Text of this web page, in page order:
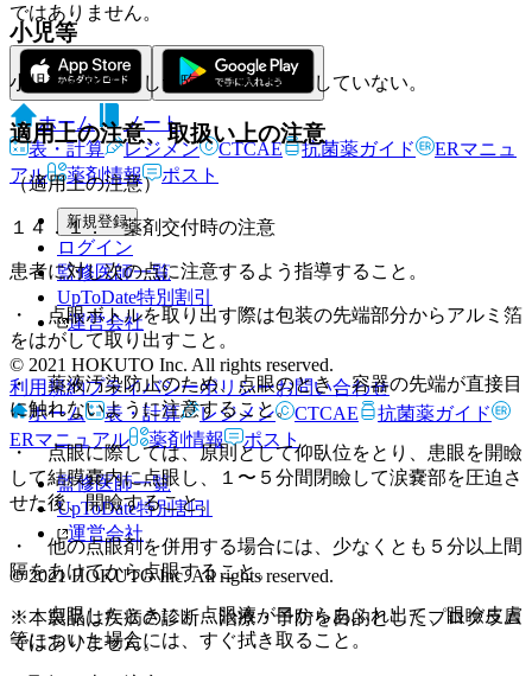
小児等
小児等を対象とした臨床試験は実施していない。
適用上の注意、取扱い上の注意
（適用上の注意）
１４．１． 薬剤交付時の注意
患者に対し次の点に注意するよう指導すること。
・ 点眼ボトルを取り出す際は包装の先端部分からアルミ箔
をはがして取り出すこと。
・ 薬液汚染防止のため、点眼のとき、容器の先端が直接目
に触れないように注意すること。
・ 点眼に際しては、原則として仰臥位をとり、患眼を開瞼
して結膜嚢内に点眼し、１〜５分間閉瞼して涙嚢部を圧迫さ
せた後、開瞼すること。
・ 他の点眼剤を併用する場合には、少なくとも５分以上間
隔をあけてから点眼すること。
・ 点眼したときに、点眼液が目からあふれ出て、眼瞼皮膚
等についた場合には、すぐ拭き取ること。
ではありません。
ホーム
ノート
表・計算
レジメン CTCAE 抗菌薬ガイド
ERマニュ
アル
薬剤情報 ポスト
新規登録
ログイン
監修医師一覧
UpToDate特別割引
運営会社
© 2021 HOKUTO Inc. All rights reserved.
利用規約プライバシーポリシーお問い合わせ
ホーム
表・計算 レジメン CTCAE
抗菌薬ガイド
ERマニュアル
薬剤情報 ポスト
監修医師一覧
UpToDate特別割引
運営会社
© 2021 HOKUTO Inc. All rights reserved.
※本製品は疾病の診断・治療・予防を目的としたプログラム
ではありません。